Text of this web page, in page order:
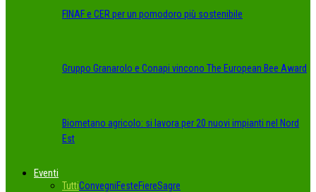
FINAF e CER per un pomodoro più sostenibile
Gruppo Granarolo e Conapi vincono The European Bee Award
Biometano agricolo: si lavora per 20 nuovi impianti nel Nord
Est
Eventi
TuttiConvegniFesteFiereSagre